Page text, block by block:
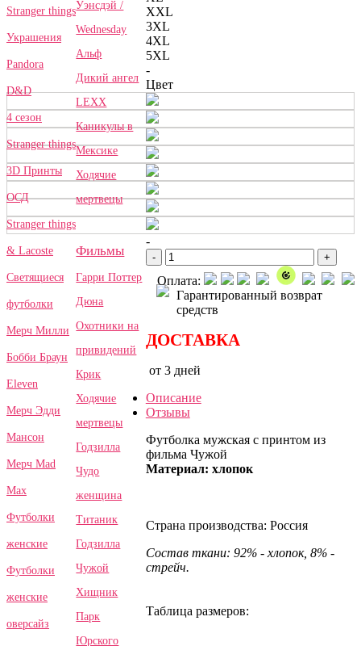
Stranger things
Украшения
Pandora
D&D
4 сезон
Stranger things
3D Принты
ОСД
Stranger things
& Lacoste
Светящиеся
футболки
Мерч Милли
Бобби Браун
Eleven
Мерч Эдди
Мансон
Мерч Mad
Max
Футболки
женские
Футболки
женские
оверсайз
Уэнсдэй /
Wednesday
Альф
Дикий ангел
LEXX
Каникулы в
Мексике
Ходячие
мертвецы
Фильмы
Гарри Поттер
Дюна
Охотники на
привидений
Крик
Ходячие
мертвецы
Годзилла
Чудо
женщина
Титаник
Годзилла
Чужой
Хищник
Парк
Юрского
XXL
3XL
4XL
5XL
-
Цвет
-
- +
Оплата:
Гарантированный возврат
средств
ДОСТАВКА
от 3 дней
Описание
Отзывы
Футболка мужская с принтом из
фильма Чужой
Материал: хлопок
Страна производства: Россия
Состав ткани: 92% - хлопок, 8% -
стрейч.
Таблица размеров: